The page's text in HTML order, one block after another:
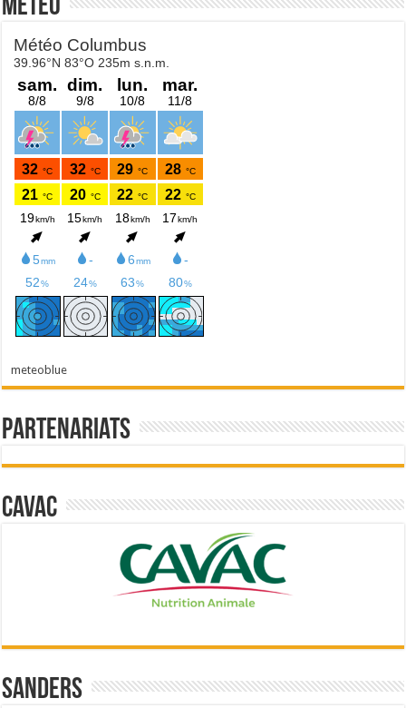
Météo
meteoblue
Partenariats
Cavac
Sanders